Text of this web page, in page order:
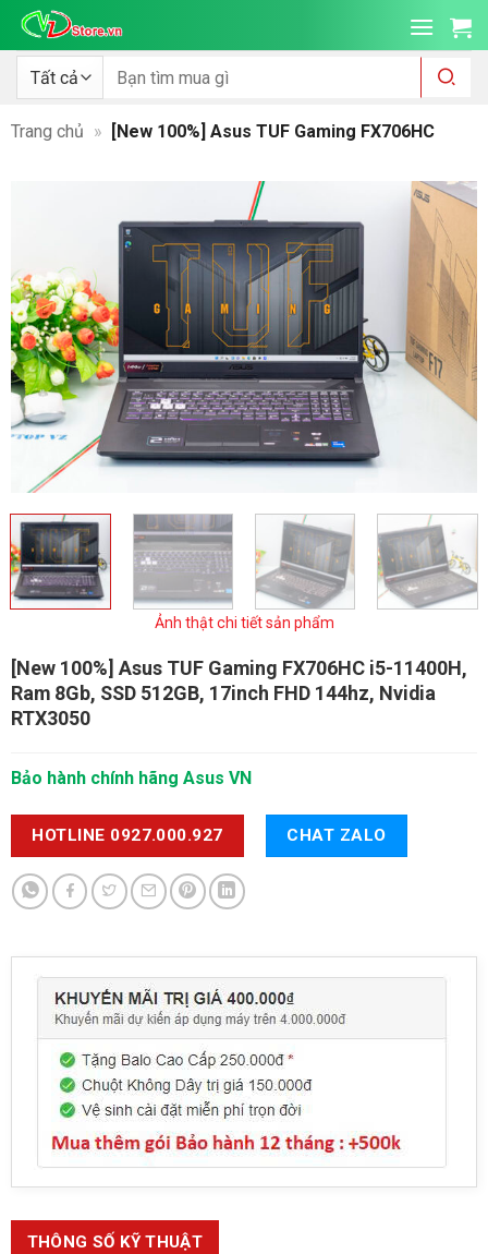
qua
dung
Tìm
kiếm:
Trang chủ » [New 100%] Asus TUF Gaming FX706HC
Ảnh thật chi tiết sản phẩm
[New 100%] Asus TUF Gaming FX706HC i5-11400H,
Ram 8Gb, SSD 512GB, 17inch FHD 144hz, Nvidia
RTX3050
Bảo hành chính hãng Asus VN
HOTLINE 0927.000.927 CHAT ZALO
THÔNG SỐ KỸ THUẬT